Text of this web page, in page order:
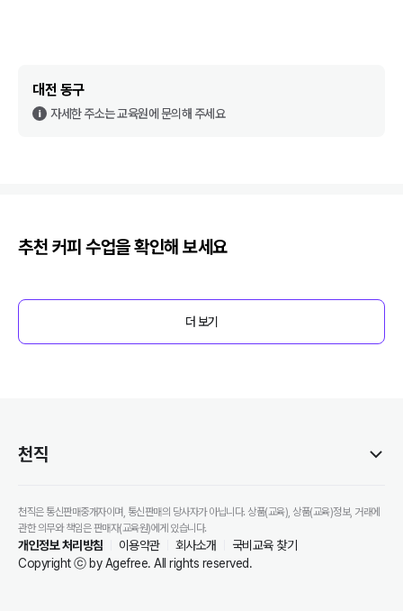
대전 동구
자세한 주소는 교육원에 문의해 주세요
추천 커피 수업을 확인해 보세요
더 보기
천직
천직은 통신판매중개자이며, 통신판매의 당사자가 아닙니다. 상품(교육), 상품(교육)정보, 거래에
관한 의무와 책임은 판매자(교육원)에게 있습니다.
개인정보 처리방침 이용약관 회사소개
국비교육 찾기
Copyright ⓒ by Agefree. All rights reserved.